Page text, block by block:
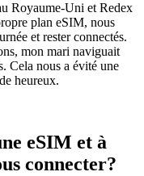
Royaume-Uni et Redex
plan eSIM, nous
et rester connectés.
mon mari naviguait
Cela nous a évité une
heureux.
eSIM et à
connecter?